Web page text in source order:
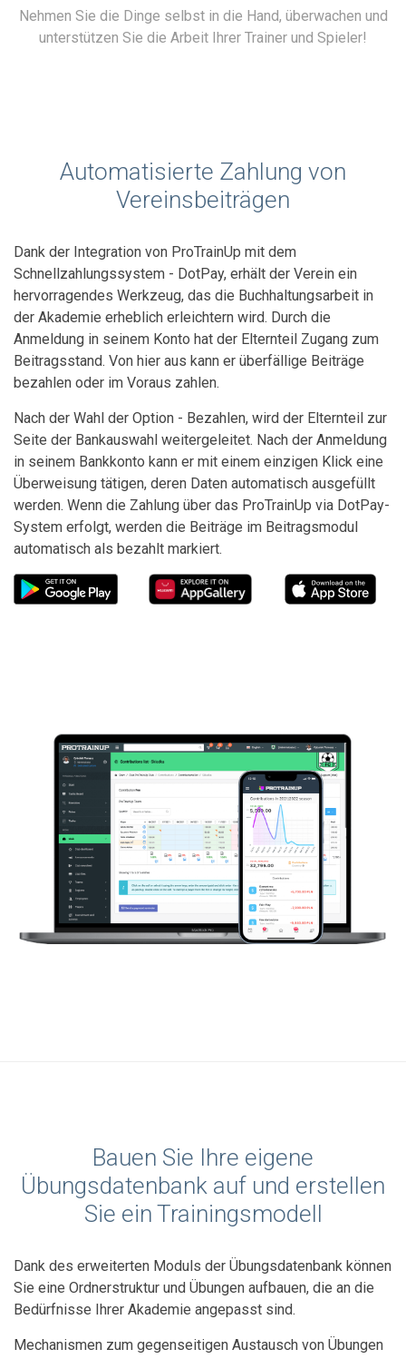
Nehmen Sie die Dinge selbst in die Hand, überwachen und
unterstützen Sie die Arbeit Ihrer Trainer und Spieler!
Automatisierte Zahlung von
Vereinsbeiträgen
Dank der Integration von ProTrainUp mit dem
Schnellzahlungssystem - DotPay, erhält der Verein ein
hervorragendes Werkzeug, das die Buchhaltungsarbeit in
der Akademie erheblich erleichtern wird. Durch die
Anmeldung in seinem Konto hat der Elternteil Zugang zum
Beitragsstand. Von hier aus kann er überfällige Beiträge
bezahlen oder im Voraus zahlen.
Nach der Wahl der Option - Bezahlen, wird der Elternteil zur
Seite der Bankauswahl weitergeleitet. Nach der Anmeldung
in seinem Bankkonto kann er mit einem einzigen Klick eine
Überweisung tätigen, deren Daten automatisch ausgefüllt
werden. Wenn die Zahlung über das ProTrainUp via DotPay-
System erfolgt, werden die Beiträge im Beitragsmodul
automatisch als bezahlt markiert.
Bauen Sie Ihre eigene
Übungsdatenbank auf und erstellen
Sie ein Trainingsmodell
Dank des erweiterten Moduls der Übungsdatenbank können
Sie eine Ordnerstruktur und Übungen aufbauen, die an die
Bedürfnisse Ihrer Akademie angepasst sind.
Mechanismen zum gegenseitigen Austausch von Übungen